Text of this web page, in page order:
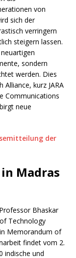
von
sich der
verringern
steigern lassen.
sondern
werden. Dies
Alliance, kurz JARA
Communications
neue
der
Madras
Bhaskar
Technology
Memorandum of
findet vom 2.
indische und